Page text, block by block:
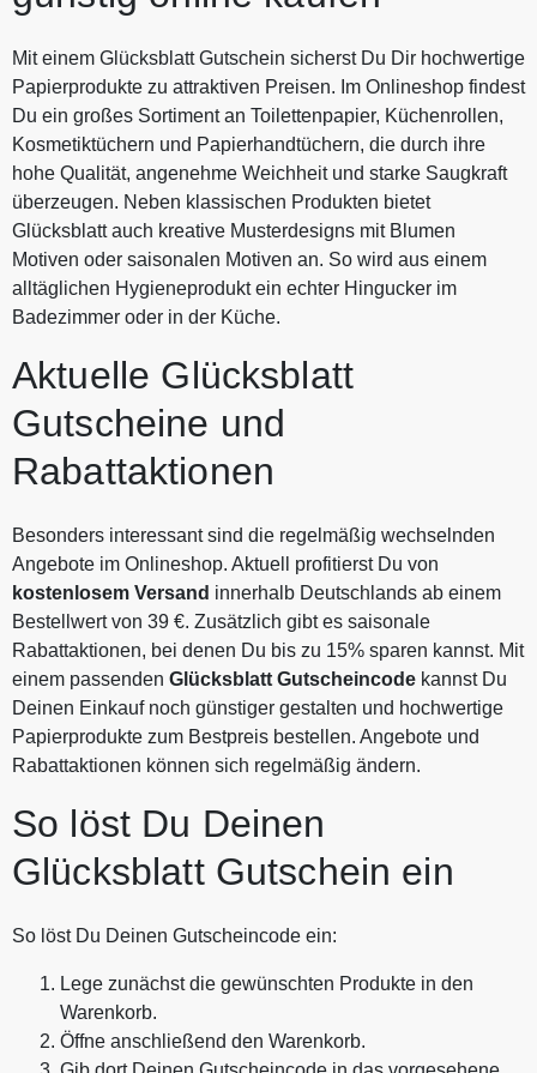
Mit einem Glücksblatt Gutschein sicherst Du Dir hochwertige
Papierprodukte zu attraktiven Preisen. Im Onlineshop findest
Du ein großes Sortiment an Toilettenpapier, Küchenrollen,
Kosmetiktüchern und Papierhandtüchern, die durch ihre
hohe Qualität, angenehme Weichheit und starke Saugkraft
überzeugen. Neben klassischen Produkten bietet
Glücksblatt auch kreative Musterdesigns mit Blumen
Motiven oder saisonalen Motiven an. So wird aus einem
alltäglichen Hygieneprodukt ein echter Hingucker im
Badezimmer oder in der Küche.
Aktuelle Glücksblatt
Gutscheine und
Rabattaktionen
Besonders interessant sind die regelmäßig wechselnden
Angebote im Onlineshop. Aktuell profitierst Du von
kostenlosem Versand innerhalb Deutschlands ab einem
Bestellwert von 39 €. Zusätzlich gibt es saisonale
Rabattaktionen, bei denen Du bis zu 15% sparen kannst. Mit
einem passenden Glücksblatt Gutscheincode kannst Du
Deinen Einkauf noch günstiger gestalten und hochwertige
Papierprodukte zum Bestpreis bestellen. Angebote und
Rabattaktionen können sich regelmäßig ändern.
So löst Du Deinen
Glücksblatt Gutschein ein
So löst Du Deinen Gutscheincode ein:
Lege zunächst die gewünschten Produkte in den
Warenkorb.
Öffne anschließend den Warenkorb.